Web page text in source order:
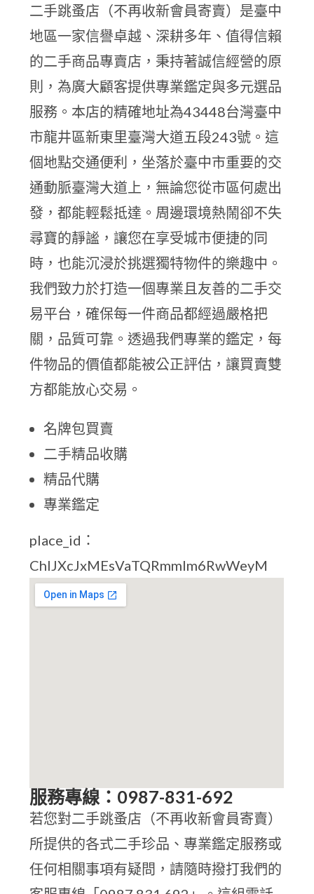
二手跳蚤店（不再收新會員寄賣）是臺中
地區一家信譽卓越、深耕多年、值得信賴
的二手商品專賣店，秉持著誠信經營的原
則，為廣大顧客提供專業鑑定與多元選品
服務。本店的精確地址為43448台灣臺中
市龍井區新東里臺灣大道五段243號。這
個地點交通便利，坐落於臺中市重要的交
通動脈臺灣大道上，無論您從市區何處出
發，都能輕鬆抵達。周邊環境熱鬧卻不失
尋寶的靜謐，讓您在享受城市便捷的同
時，也能沉浸於挑選獨特物件的樂趣中。
我們致力於打造一個專業且友善的二手交
易平台，確保每一件商品都經過嚴格把
關，品質可靠。透過我們專業的鑑定，每
件物品的價值都能被公正評估，讓買賣雙
方都能放心交易。
名牌包買賣
二手精品收購
精品代購
專業鑑定
place_id：
ChIJXcJxMEsVaTQRmmIm6RwWeyM
服務專線：0987-831-692
若您對二手跳蚤店（不再收新會員寄賣）
所提供的各式二手珍品、專業鑑定服務或
任何相關事項有疑問，請隨時撥打我們的